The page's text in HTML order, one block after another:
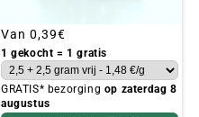
Gebruikelijke
prijs
Van 0,39€
1 gekocht = 1 gratis
GRATIS* bezorging op zaterdag 8
augustus